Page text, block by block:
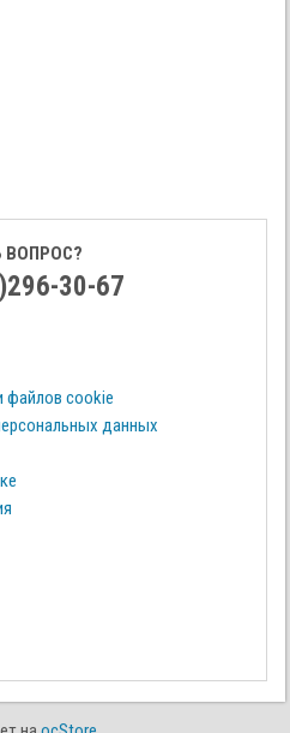
ВОПРОС?
30-67
файлов cookie
данных